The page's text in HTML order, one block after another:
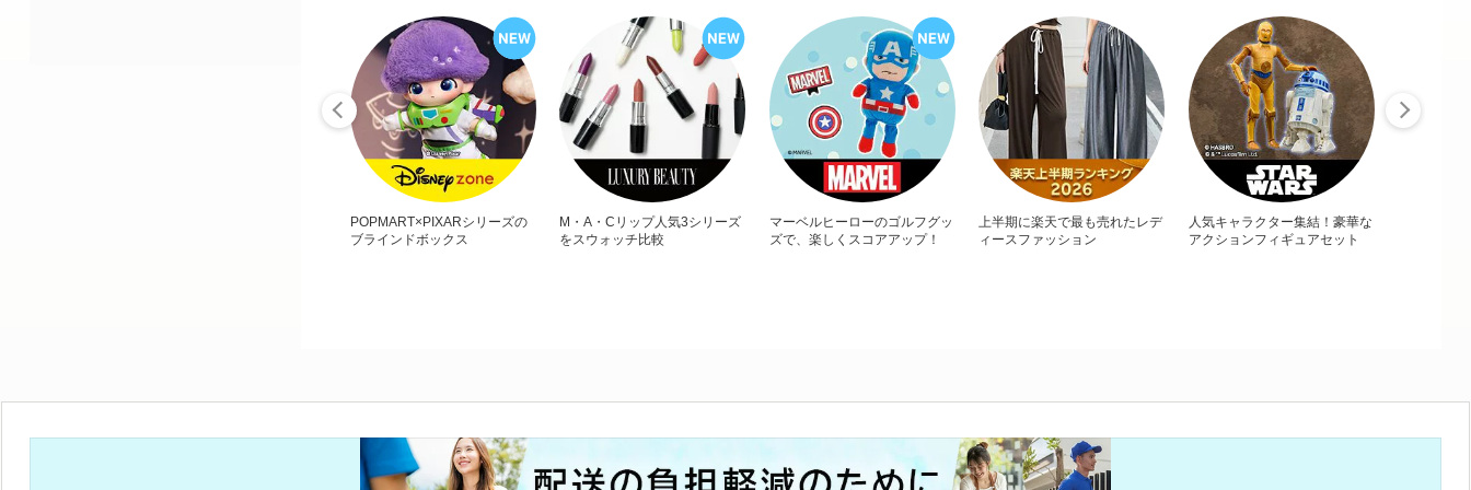
POPMART×PIXARシリーズの
ブラインドボックス
M・A・Cリップ人気3シリーズ
をスウォッチ比較
マーベルヒーローのゴルフグッ
ズで、楽しくスコアアップ！
上半期に楽天で最も売れたレデ
ィースファッション
人気キャラクター集結！豪華な
アクションフィギュアセット